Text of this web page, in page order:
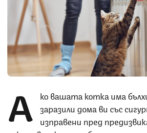
А
ко вашата котка има
заразили дома ви със
изправени пред